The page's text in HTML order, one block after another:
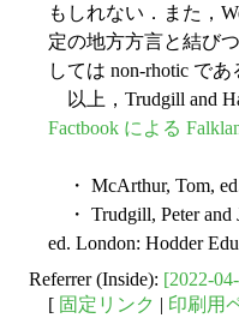
もしれない．また，
定の地方方言と結び
しては non-rhotic であ
以上，Trudgill and
Factbook による
・ McArthur, Tom,
・ Trudgill, Peter and
ed. London: Hodder
Referrer (Inside): [2022-
[ 固定リンク | 印刷用